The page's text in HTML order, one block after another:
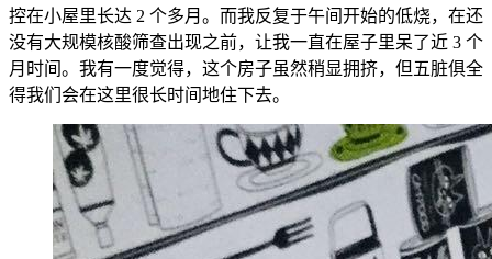
控在小屋里长达 2 个多月。而我反复于午间开始的低烧，在还
没有大规模核酸筛查出现之前，让我一直在屋子里呆了近 3 个
月时间。我有一度觉得，这个房子虽然稍显拥挤，但五脏俱全
得我们会在这里很长时间地住下去。